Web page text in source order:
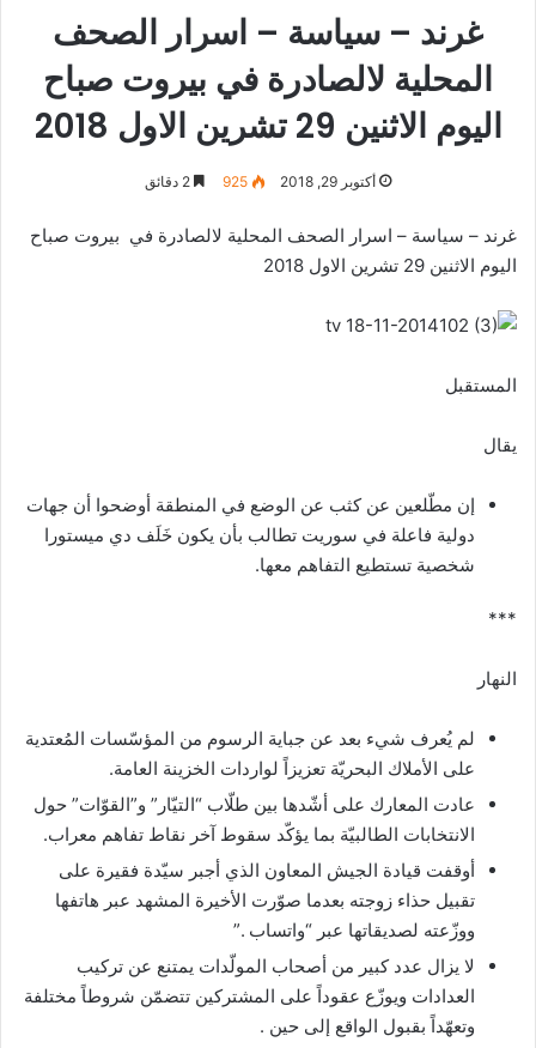
غرند – سياسة – اسرار الصحف
المحلية لالصادرة في بيروت صباح
اليوم الاثنين 29 تشرين الاول 2018
أكتوبر 29, 2018 925
غرند – سياسة – اسرار الصحف المحلية لالصادرة في بيروت صباح
اليوم الاثنين 29 تشرين الاول 2018
المستقبل‎
يقال‎
إن مطّلعين عن كثب عن الوضع في المنطقة أوضحوا أن جهات
دولية فاعلة في سوريت تطالب بأن يكون خَلَف دي ميستورا
‏شخصية تستطيع التفاهم معها‎.‎
***
النهار‎
لم يُعرف شيء بعد عن جباية الرسوم من المؤسّسات المُعتدية
على الأملاك البحريّة تعزيزاً لواردات الخزينة العامة‎.‎
عادت المعارك على أشّدها بين طلّاب “التيّار” و”القوّات” حول
الانتخابات الطالبيّة بما يؤكّد سقوط آخر نقاط تفاهم معراب‎.‎
أوقفت قيادة الجيش المعاون الذي أجبر سيّدة فقيرة على
تقبيل حذاء زوجته بعدما صوّرت الأخيرة المشهد عبر هاتفها
ووزّعته ‏لصديقاتها عبر “واتساب‎”. ‎
لا يزال عدد كبير من أصحاب المولّدات يمتنع عن تركيب
العدادات ويوزّع عقوداً على المشتركين تتضمّن شروطاً مختلفة
وتعهّداً بقبول ‏الواقع إلى حين‎. ‎